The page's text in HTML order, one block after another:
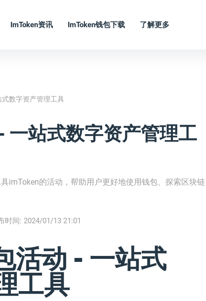
ImToken资讯 ImToken钱包下载 了解更多
式数字资产管理工具
一站式数字资产管理工
imToken的活动，帮助用户更好地使用钱包、探索区块链
时间: 2024/01/13 21:01
活动 - 一站式
工具